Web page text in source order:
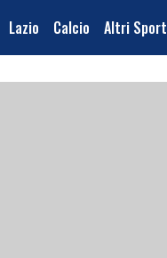
Lazio Calcio Altri Sport